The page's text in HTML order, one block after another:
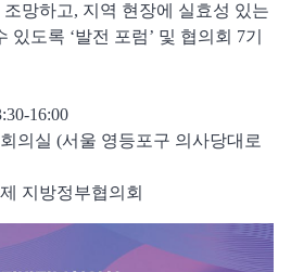
망하고, 지역 현장에 실효성 있는
도록 ‘발전 포럼’ 및 협의회 7기
16:00
의실 (서울 영등포구 의사당대로
지방정부협의회